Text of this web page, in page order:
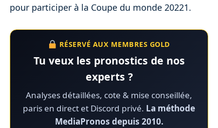
pour participer à la Coupe du monde 20221.
RÉSERVÉ AUX MEMBRES GOLD
Tu veux les pronostics de nos
experts ?
Analyses détaillées, cote & mise conseillée,
paris en direct et Discord privé. La méthode
MediaPronos depuis 2010.